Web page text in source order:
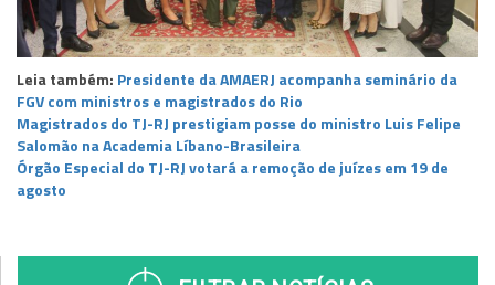
Leia também: Presidente da AMAERJ acompanha seminário da
FGV com ministros e magistrados do Rio
Magistrados do TJ-RJ prestigiam posse do ministro Luis Felipe
Salomão na Academia Líbano-Brasileira
Órgão Especial do TJ-RJ votará a remoção de juízes em 19 de
agosto